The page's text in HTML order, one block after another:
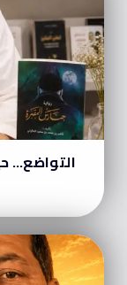
التواضع…